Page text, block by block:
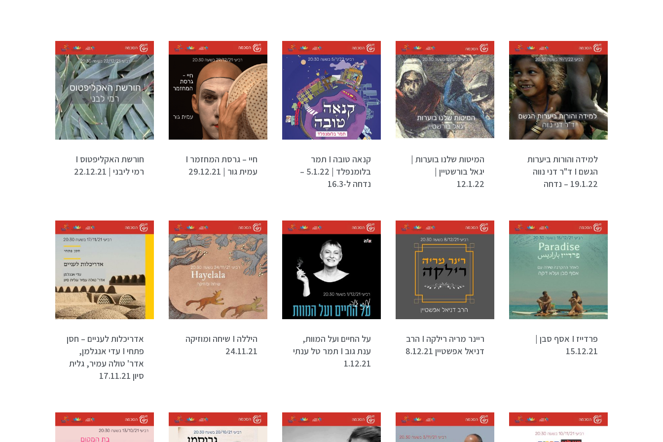
למידה והורות ביערות
הגשם I ד"ר דני נווה
19.1.22 – נדחה
המיטות שלנו בוערות |
יגאל בורשטיין |
12.1.22
קנאה טובה I תמר
בלומנפלד | 5.1.22 –
נדחה ל-16.3
חיי – גרסת המחזמר I
עמית גור | 29.12.21
חורשת האקליפטוס I
רמי ליבני | 22.12.21
פרדייז I אסף סבן |
15.12.21
ריינר מריה רילקה I הרב
דניאל אפשטיין 8.12.21
על החיים ועל המוות,
ענת גוב I תמר טל ענתי
1.12.21
היללה I שיחה ומוזיקה
24.11.21
אדריכלות לעניים – חסן
פתחי I עדי אנגלמן,
אדר' טולה עמיר, גלית
סיון 17.11.21